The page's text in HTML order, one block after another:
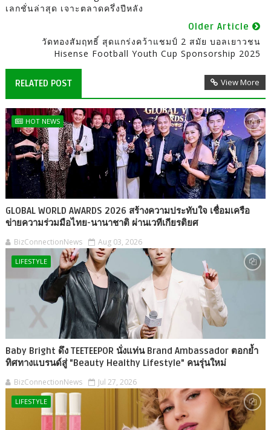
เลกชั่นล่าสุด เจาะตลาดครึ่งปีหลัง
Older Article
วัดทองสัมฤทธิ์ สุดแกร่งคว้าแชมป์ 2 สมัย บอลเยาวชน
Hisense Football Youth Cup Sponsorship 2025
RELATED POST View More
HOT NEWS
GLOBAL WORLD AWARDS 2026 สร้างความประทับใจ เชื่อมเครือ
ข่ายความร่วมมือไทย-นานาชาติ ผ่านเวทีเกียรติยศ
BizConnectionNews Aug 03, 2026
LIFESTYLE
Baby Bright ดึง TEETEEPOR นั่งแท่น Brand Ambassador ตอกย้ำ
ทิศทางแบรนด์สู่ "Beauty Healthy Lifestyle" คนรุ่นใหม่
BizConnectionNews Jul 27, 2026
LIFESTYLE